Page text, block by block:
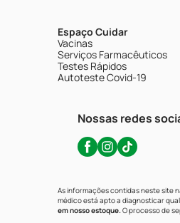
Espaço Cuidar
Vacinas
Serviços Farmacêuticos
Testes Rápidos
Autoteste Covid-19
Nossas redes
As informações contidas neste site
médico está apto a diagnosticar
em nosso estoque.O processo de